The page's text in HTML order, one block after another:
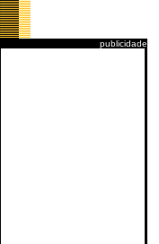
publicidade